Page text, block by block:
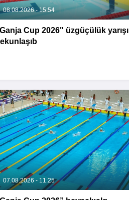
08.08.2026 - 15:54
Cup 2026" üzgüçülük yarışı
07.08.2026 - 11:25